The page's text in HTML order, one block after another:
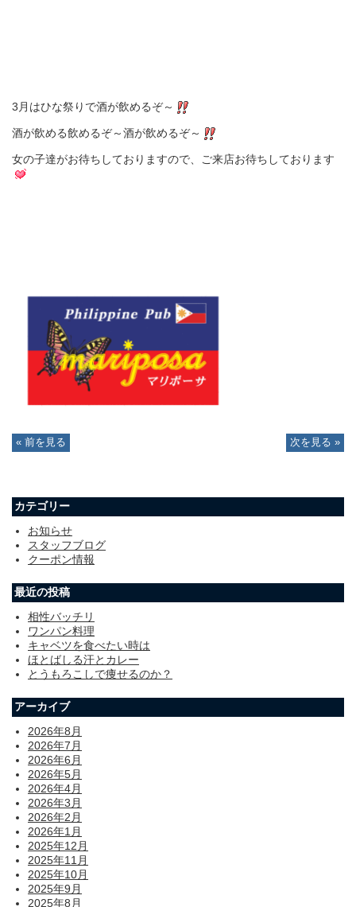
3月はひな祭りで酒が飲めるぞ～
酒が飲める飲めるぞ～酒が飲めるぞ～
女の子達がお待ちしておりますので、ご来店お待ちしております
« 前を見る 次を見る »
カテゴリー
お知らせ
スタッフブログ
クーポン情報
最近の投稿
相性バッチリ
ワンパン料理
キャベツを食べたい時は
ほとばしる汗とカレー
とうもろこしで痩せるのか？
アーカイブ
2026年8月
2026年7月
2026年6月
2026年5月
2026年4月
2026年3月
2026年2月
2026年1月
2025年12月
2025年11月
2025年10月
2025年9月
2025年8月